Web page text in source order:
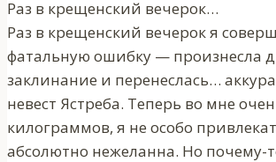
Раз в крещенский вечерок…
Раз в крещенский вечерок я
фатальную ошибку — произнесла
заклинание и перенеслась…
невест Ястреба. Теперь во мне
килограммов, я не особо
абсолютно нежеланна. Но почему-